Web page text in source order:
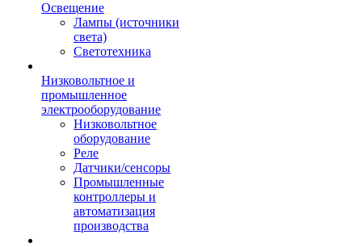
Освещение
Лампы (источники
света)
Светотехника
Низковольтное и
промышленное
электрооборудование
Низковольтное
оборудование
Реле
Датчики/сенсоры
Промышленные
контроллеры и
автоматизация
производства